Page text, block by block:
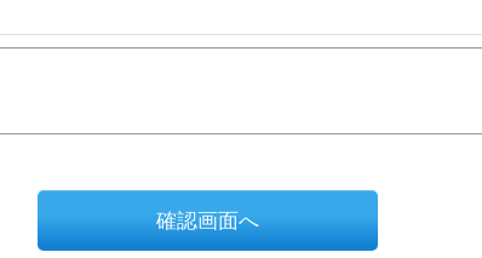
確認画面へ